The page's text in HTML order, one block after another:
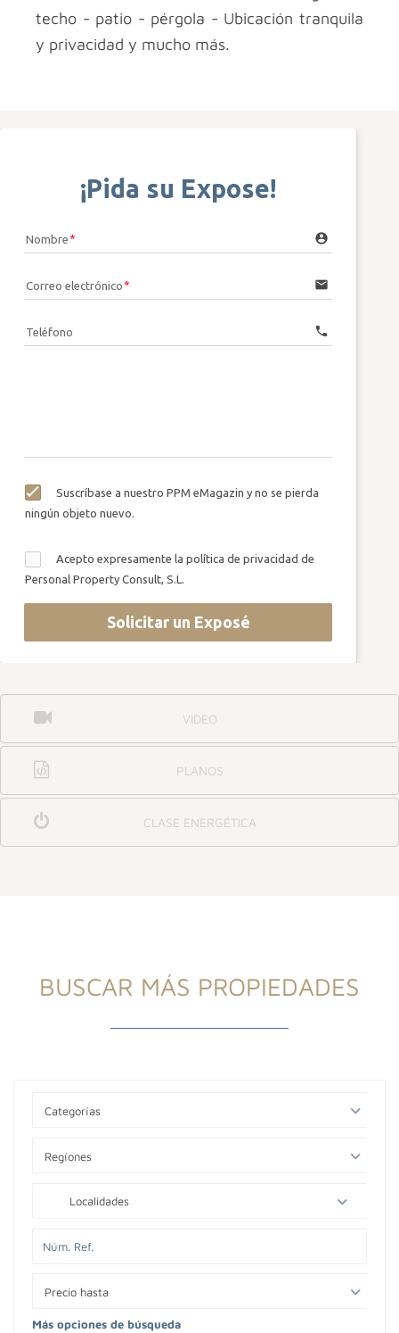
techo - patio - pérgola - Ubicación tranquila
y privacidad y mucho más.
¡Pida su Expose!
Nombre account_circle
Correo electrónico email
Teléfono call
Suscríbase a nuestro PPM eMagazin y no se pierda
ningún objeto nuevo.
Acepto expresamente la política de privacidad de
Personal Property Consult, S.L.
Solicitar un Exposé
VIDEO
PLANOS
CLASE ENERGÉTICA
BUSCAR MÁS PROPIEDADES
Categorías
Regíones
Localidades
Precio hasta
Más opciones de búsqueda